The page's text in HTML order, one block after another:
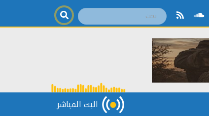
البث المباشر